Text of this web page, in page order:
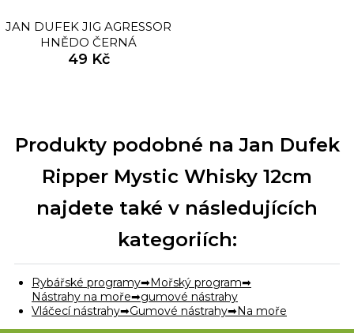
JAN DUFEK JIG AGRESSOR
HNĚDO ČERNÁ
49 Kč
Produkty podobné na Jan Dufek
Ripper Mystic Whisky 12cm
najdete také v následujících
kategoriích:
Rybářské programy
Mořský program
Nástrahy na moře
gumové nástrahy
Vláčecí nástrahy
Gumové nástrahy Na moře